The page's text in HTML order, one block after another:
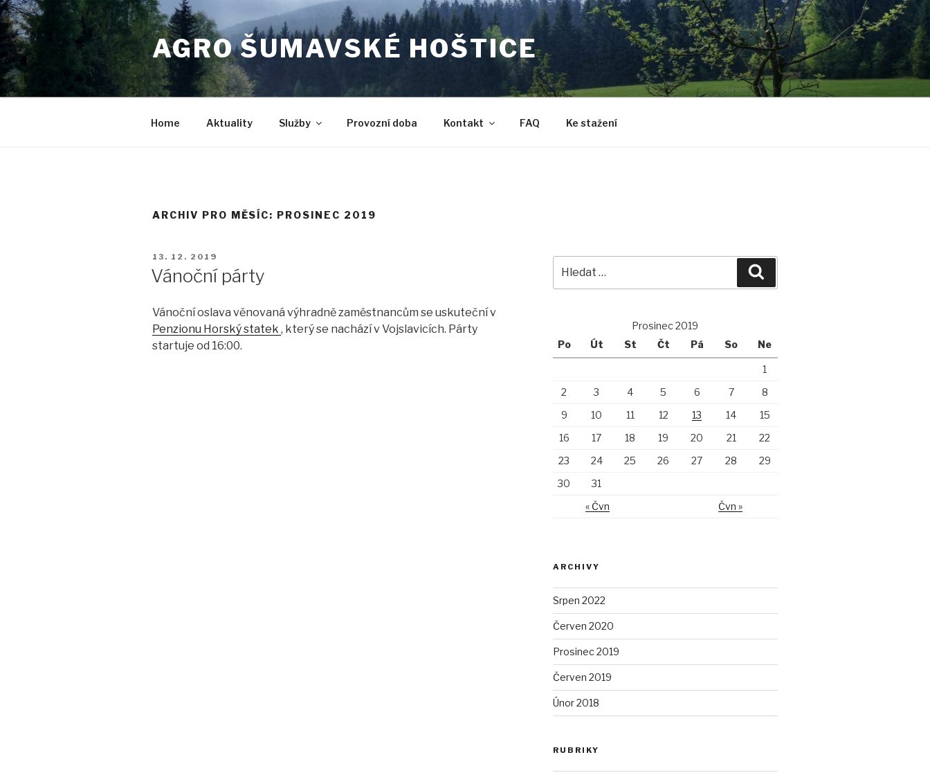
Přejít
k
obsahu
webu
AGRO ŠUMAVSKÉ HOŠTICE
Home Aktuality Služby Provozní doba Kontakt FAQ Ke stažení
ARCHIV PRO MĚSÍC: PROSINEC 2019
PUBLIKOVÁNO
13. 12. 2019
Vánoční párty
Vánoční oslava věnovaná výhradně zaměstnancům se uskuteční v
Penzionu Horský statek , který se nachází v Vojslavicích. Párty
startuje od 16:00.
Prosinec 2019
Po
Út St Čt Pá So Ne
« Čvn Čvn »
1
2
3 4 5 6 7
8
9
10 11 12 13 14
15
16
17 18 19 20 21
22
23
24 25 26 27 28
29
30
31
ARCHIVY
Srpen 2022
Červen 2020
Prosinec 2019
Červen 2019
Únor 2018
RUBRIKY